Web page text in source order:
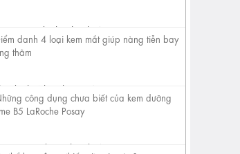
sáng da thì phải biết 5
này
danh 4 loại kem mắt
nàng tiễn bay quầng
công dụng chưa biết